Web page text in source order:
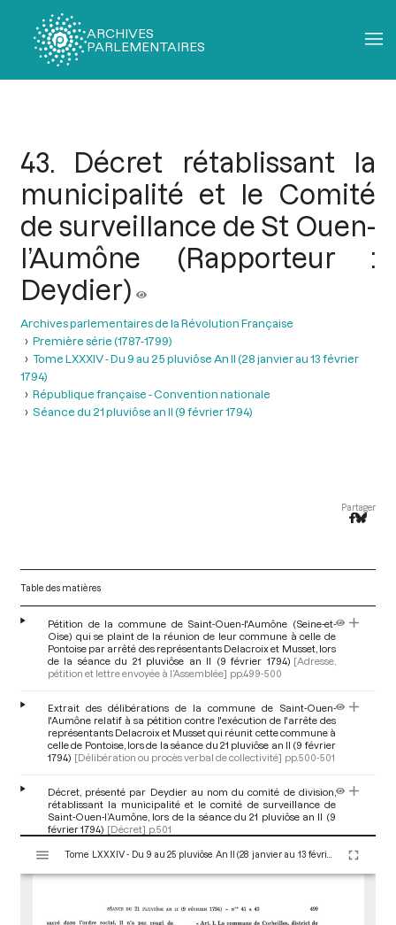
ARCHIVES
PARLEMENTAIRES
43. Décret rétablissant la
municipalité et le Comité
de surveillance de St Ouen-
l’Aumône (Rapporteur :
Deydier)
Archives parlementaires de la Révolution Française
Première série (1787-1799)
Tome LXXXIV - Du 9 au 25 pluviôse An II (28 janvier au 13 février
1794)
République française - Convention nationale
Séance du 21 pluviôse an II (9 février 1794)
Partager
Table des matières
Pétition de la commune de Saint-Ouen-l'Aumône (Seine-et-
Oise) qui se plaint de la réunion de leur commune à celle de
Pontoise par arrêté des représentants Delacroix et Musset, lors
de la séance du 21 pluviôse an II (9 février 1794) [Adresse,
pétition et lettre envoyée à l’Assemblée] pp.499-500
Extrait des délibérations de la commune de Saint-Ouen-
l'Aumône relatif à sa pétition contre l'exécution de l'arrête des
représentants Delacroix et Musset qui réunit cette commune à
celle de Pontoise, lors de la séance du 21 pluviôse an II (9 février
1794) [Délibération ou procès verbal de collectivité] pp.500-501
Décret, présenté par Deydier au nom du comité de division,
rétablissant la municipalité et le comité de surveillance de
Saint-Ouen-l’Aumône, lors de la séance du 21 pluviôse an II (9
février 1794) [Décret] p.501
s